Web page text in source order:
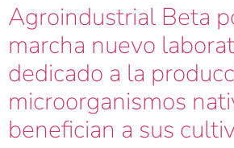
Agroindustrial Beta
marcha nuevo
dedicado a la
microorganismos
benefician a sus